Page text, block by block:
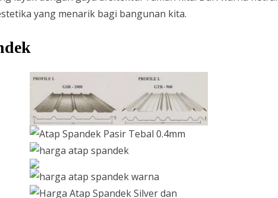
yang menarik bagi bangunan kita.